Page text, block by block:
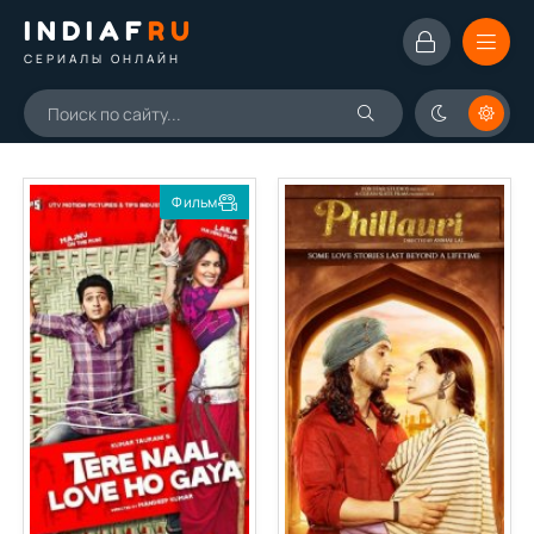
INDIAFRU
СЕРИАЛЫ ОНЛАЙН
Фильм